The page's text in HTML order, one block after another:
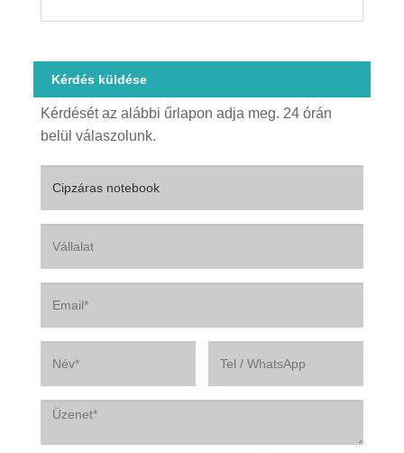
Kérdés küldése
Kérdését az alábbi űrlapon adja meg. 24 órán
belül válaszolunk.